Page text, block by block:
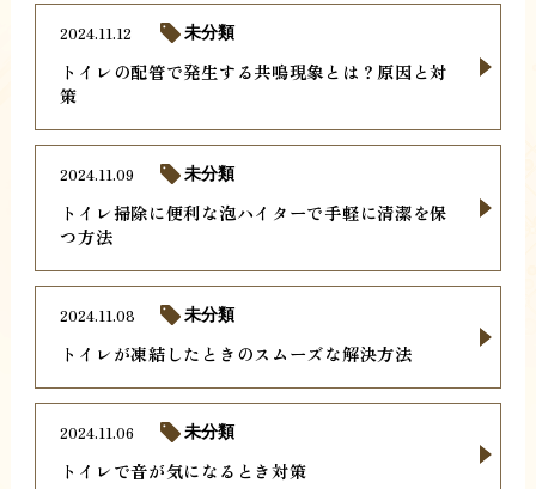
トイレの配管で発生する共鳴現象とは？原因と対
策
2024.11.12 未分類
トイレ掃除に便利な泡ハイターで手軽に清潔を保
つ方法
2024.11.09 未分類
トイレが凍結したときのスムーズな解決方法
2024.11.08 未分類
トイレで音が気になるとき対策
2024.11.06 未分類